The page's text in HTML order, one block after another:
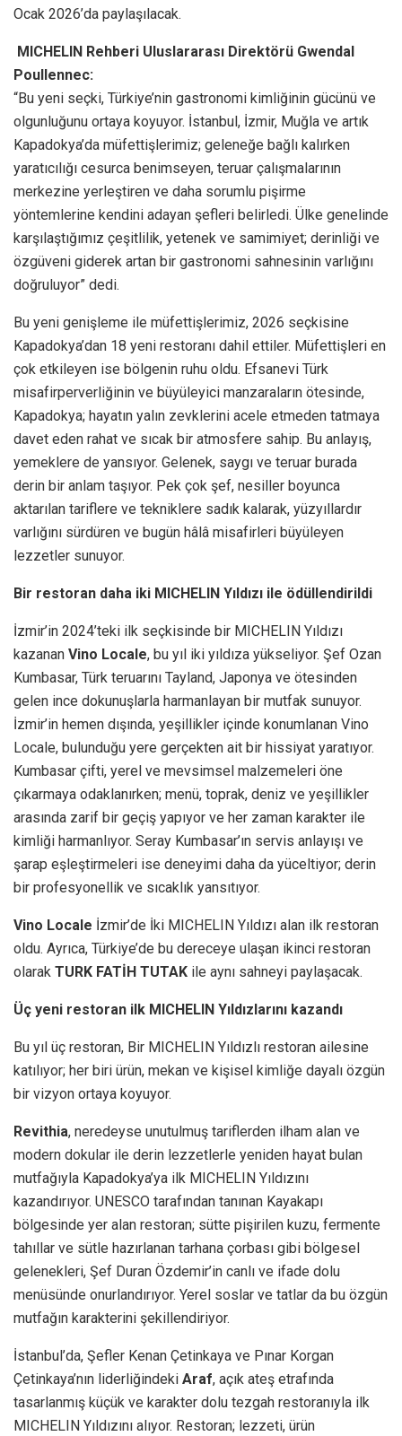
Ocak 2026’da paylaşılacak.
MICHELIN Rehberi Uluslararası Direktörü Gwendal
Poullennec:
“Bu yeni seçki, Türkiye’nin gastronomi kimliğinin gücünü ve
olgunluğunu ortaya koyuyor. İstanbul, İzmir, Muğla ve artık
Kapadokya’da müfettişlerimiz; geleneğe bağlı kalırken
yaratıcılığı cesurca benimseyen, teruar çalışmalarının
merkezine yerleştiren ve daha sorumlu pişirme
yöntemlerine kendini adayan şefleri belirledi. Ülke genelinde
karşılaştığımız çeşitlilik, yetenek ve samimiyet; derinliği ve
özgüveni giderek artan bir gastronomi sahnesinin varlığını
doğruluyor” dedi.
Bu yeni genişleme ile müfettişlerimiz, 2026 seçkisine
Kapadokya’dan 18 yeni restoranı dahil ettiler. Müfettişleri en
çok etkileyen ise bölgenin ruhu oldu. Efsanevi Türk
misafirperverliğinin ve büyüleyici manzaraların ötesinde,
Kapadokya; hayatın yalın zevklerini acele etmeden tatmaya
davet eden rahat ve sıcak bir atmosfere sahip. Bu anlayış,
yemeklere de yansıyor. Gelenek, saygı ve teruar burada
derin bir anlam taşıyor. Pek çok şef, nesiller boyunca
aktarılan tariflere ve tekniklere sadık kalarak, yüzyıllardır
varlığını sürdüren ve bugün hâlâ misafirleri büyüleyen
lezzetler sunuyor.
Bir restoran daha iki MICHELIN Yıldızı ile ödüllendirildi
İzmir’in 2024’teki ilk seçkisinde bir MICHELIN Yıldızı
kazanan Vino Locale, bu yıl iki yıldıza yükseliyor. Şef Ozan
Kumbasar, Türk teruarını Tayland, Japonya ve ötesinden
gelen ince dokunuşlarla harmanlayan bir mutfak sunuyor.
İzmir’in hemen dışında, yeşillikler içinde konumlanan Vino
Locale, bulunduğu yere gerçekten ait bir hissiyat yaratıyor.
Kumbasar çifti, yerel ve mevsimsel malzemeleri öne
çıkarmaya odaklanırken; menü, toprak, deniz ve yeşillikler
arasında zarif bir geçiş yapıyor ve her zaman karakter ile
kimliği harmanlıyor. Seray Kumbasar’ın servis anlayışı ve
şarap eşleştirmeleri ise deneyimi daha da yüceltiyor; derin
bir profesyonellik ve sıcaklık yansıtıyor.
Vino Locale İzmir’de İki MICHELIN Yıldızı alan ilk restoran
oldu. Ayrıca, Türkiye’de bu dereceye ulaşan ikinci restoran
olarak TURK FATİH TUTAK ile aynı sahneyi paylaşacak.
Üç yeni restoran ilk MICHELIN Yıldızlarını kazandı
Bu yıl üç restoran, Bir MICHELIN Yıldızlı restoran ailesine
katılıyor; her biri ürün, mekan ve kişisel kimliğe dayalı özgün
bir vizyon ortaya koyuyor.
Revithia, neredeyse unutulmuş tariflerden ilham alan ve
modern dokular ile derin lezzetlerle yeniden hayat bulan
mutfağıyla Kapadokya’ya ilk MICHELIN Yıldızını
kazandırıyor. UNESCO tarafından tanınan Kayakapı
bölgesinde yer alan restoran; sütte pişirilen kuzu, fermente
tahıllar ve sütle hazırlanan tarhana çorbası gibi bölgesel
gelenekleri, Şef Duran Özdemir’in canlı ve ifade dolu
menüsünde onurlandırıyor. Yerel soslar ve tatlar da bu özgün
mutfağın karakterini şekillendiriyor.
İstanbul’da, Şefler Kenan Çetinkaya ve Pınar Korgan
Çetinkaya’nın liderliğindeki Araf, açık ateş etrafında
tasarlanmış küçük ve karakter dolu tezgah restoranıyla ilk
MICHELIN Yıldızını alıyor. Restoran; lezzeti, ürün